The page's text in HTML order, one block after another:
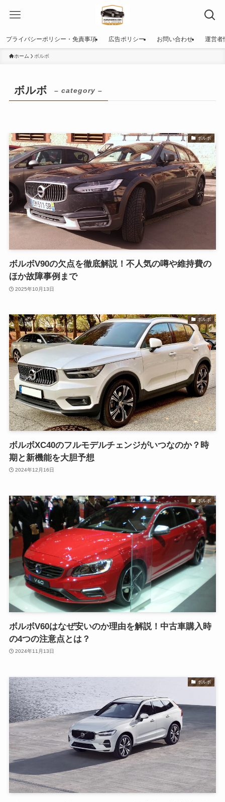
プライバシーポリシー・免責事項 広告ポリシー お問い合わせ 運営者
ホーム ボルボ
ボルボ – category –
ボルボ
ボルボV90の欠点を徹底解説！不人気の噂や維持費の
ほか故障事例まで
2025年10月13日
ボルボ
ボルボXC40のフルモデルチェンジがいつなのか？時
期と新機能を大胆予想
2024年12月16日
ボルボ
ボルボV60はなぜ安いのか理由を解説！中古車購入時
の4つの注意点とは？
2024年11月13日
ボルボ